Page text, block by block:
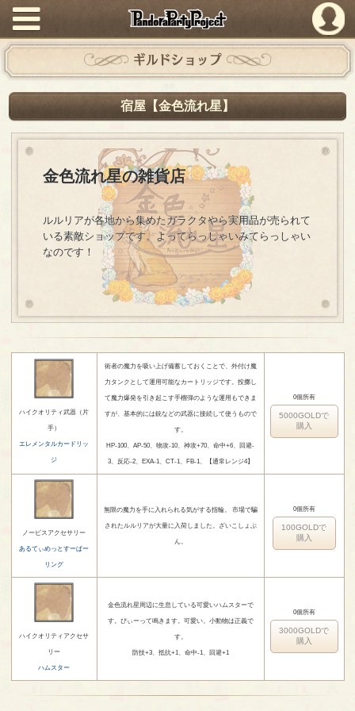
PandoraPartyProject
ギルドショップ
宿屋【金色流れ星】
金色流れ星の雑貨店
ルルリアが各地から集めたガラクタやら実用品が売られて
いる素敵ショップです。よってらっしゃいみてらっしゃい
なのです！
ハイクオリティ武器（片
手）
エレメンタルカードリッ
ジ
術者の魔力を吸い上げ備蓄しておくことで、外付け魔
力タンクとして運用可能なカートリッジです。投擲し
て魔力爆発を引き起こす手榴弾のような運用もできま
すが、基本的には銃などの武器に接続して使うもので
す。
HP-100、AP-50、物攻-10、神攻+70、命中+6、回避-
3、反応-2、EXA-1、CT-1、FB-1、【通常レンジ4】
0個所有
5000GOLDで
購入
ノービスアクセサリー
あるてぃめっとすーぱー
リング
無限の魔力を手に入れられる気がする指輪。 市場で騙
されたルルリアが大量に入荷しました。ざいこしょぶ
ん。
0個所有
100GOLDで
購入
ハイクオリティアクセサ
リー
ハムスター
金色流れ星周辺に生息している可愛いハムスターで
す。ぴぃーって鳴きます。可愛い。小動物は正義で
す。
防技+3、抵抗+1、命中-1、回避+1
0個所有
3000GOLDで
購入